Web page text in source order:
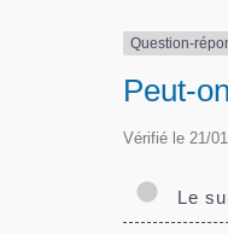
Question-
Peut-
Vérifié le 21/
Le